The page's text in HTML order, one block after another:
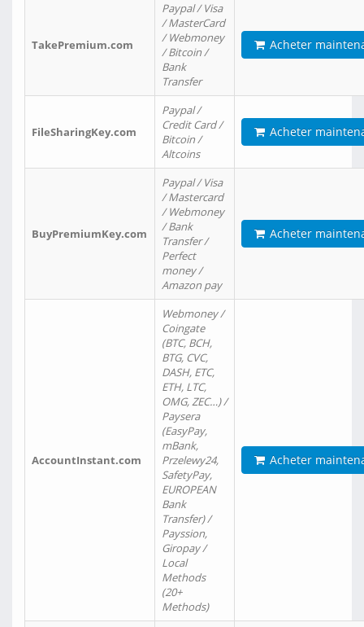
TakePremium.com
Paypal / Visa
/ MasterCard
/ Webmoney
/ Bitcoin /
Bank
Transfer
Acheter
FileSharingKey.com
Paypal /
Credit Card /
Bitcoin /
Altcoins
Acheter
BuyPremiumKey.com
Paypal / Visa
/ Mastercard
/ Webmoney
/ Bank
Transfer /
Perfect
money /
Amazon pay
Acheter
AccountInstant.com
Webmoney /
Coingate
(BTC, BCH,
BTG, CVC,
DASH, ETC,
ETH, LTC,
OMG, ZEC…) /
Paysera
(EasyPay,
mBank,
Przelewy24,
SafetyPay,
EUROPEAN
Bank
Transfer) /
Payssion,
Giropay /
Local
Methods
(20+
Methods)
Acheter